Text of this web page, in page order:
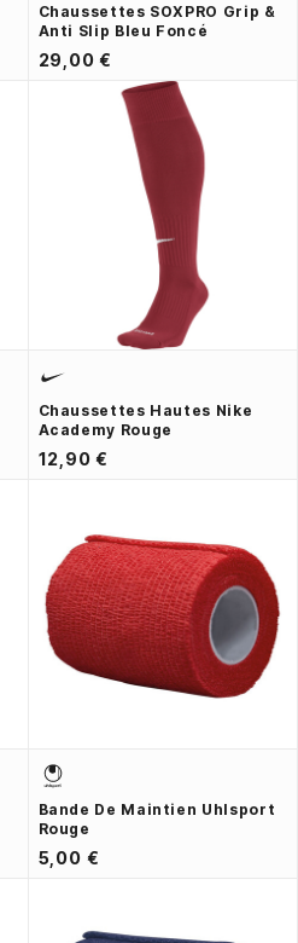
Chaussettes SOXPRO Grip &
Anti Slip Bleu Foncé
29,00 €
Chaussettes Hautes Nike
Academy Rouge
12,90 €
Bande De Maintien Uhlsport
Rouge
5,00 €